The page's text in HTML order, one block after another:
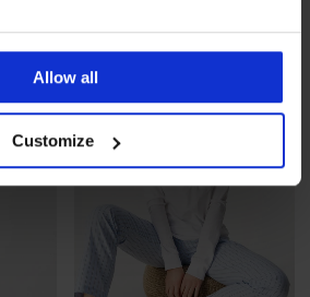
Allow all
Customize
LIMITED